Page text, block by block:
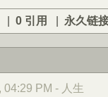
| 0 引用 | 永久链
PM - 人生